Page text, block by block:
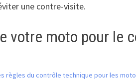
une contre-visite.
votre moto pour le
règles du contrôle technique pour les